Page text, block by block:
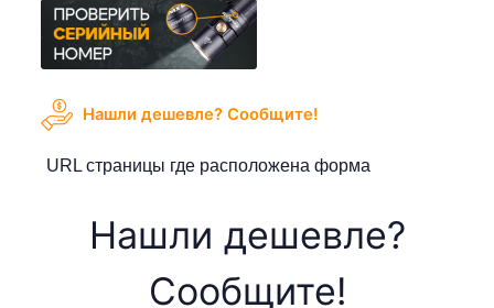
Нашли дешевле? Cообщите!
URL страницы где расположена форма
Нашли дешевле?
Cообщите!